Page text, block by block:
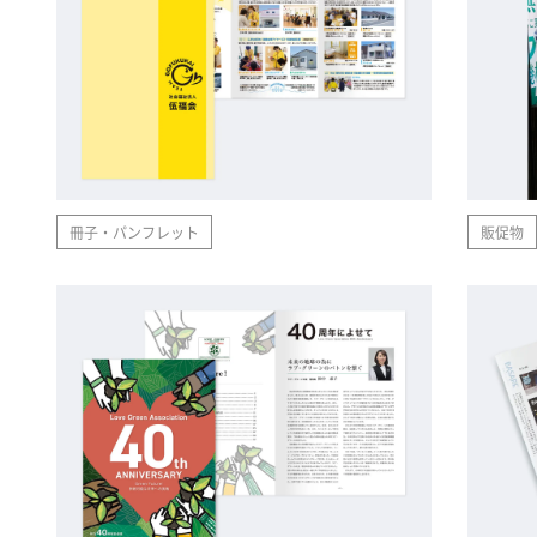
冊子・パンフレット 販促物